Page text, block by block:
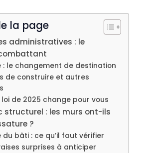
la page
administratives : le
: le changement de destination
de construire et autres
de 2025 change pour vous
structurel : les murs ont-ils
?
du bâti : ce qu’il faut vérifier
surprises à anticiper